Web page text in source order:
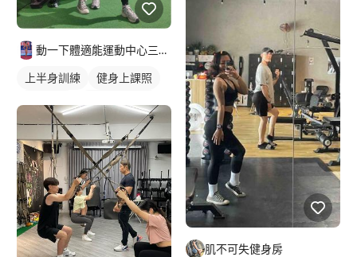
動一下體適能運動中心三重館-小鬼教練
上半身訓練
健身上課照
重訓教練
女健身教練
健身課程
重訓課程
背部訓練
肌不可失健身房